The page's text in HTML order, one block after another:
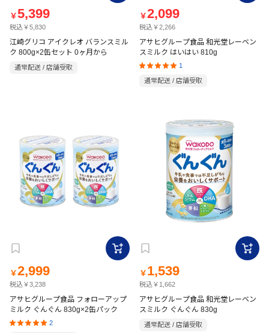
￥5,399
税込￥5,830
江崎グリコ アイクレオ バランスミル
ク 800g×2缶セット 0ヶ月から
通常配送 / 店舗受取
￥2,099
税込￥2,266
アサヒグループ食品 和光堂レーベン
スミルク はいはい 810g
1
通常配送 / 店舗受取
￥2,999
税込￥3,238
アサヒグループ食品 フォローアップ
ミルク ぐんぐん 830g×2缶パック
2
￥ 1,539
税込￥1,662
アサヒグループ食品 和光堂レーベン
スミルク ぐんぐん 830g
通常配送 / 店舗受取